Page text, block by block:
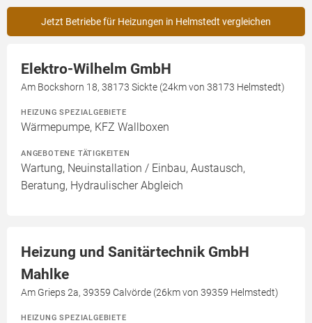
Jetzt Betriebe für Heizungen in Helmstedt vergleichen
Elektro-Wilhelm GmbH
Am Bockshorn 18, 38173 Sickte (24km von 38173 Helmstedt)
HEIZUNG SPEZIALGEBIETE
Wärmepumpe, KFZ Wallboxen
ANGEBOTENE TÄTIGKEITEN
Wartung, Neuinstallation / Einbau, Austausch,
Beratung, Hydraulischer Abgleich
Heizung und Sanitärtechnik GmbH
Mahlke
Am Grieps 2a, 39359 Calvörde (26km von 39359 Helmstedt)
HEIZUNG SPEZIALGEBIETE